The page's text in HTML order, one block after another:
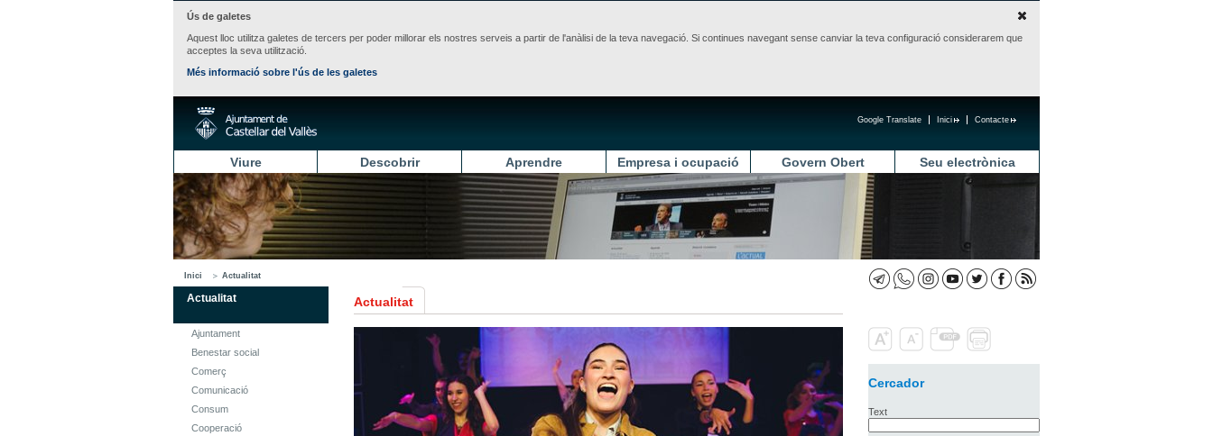
Ús de galetes
Aquest lloc utilitza galetes de tercers per poder millorar els nostres serveis a partir de l'anàlisi de la teva navegació. Si continues navegant sense canviar la teva configuració considerarem que
acceptes la seva utilització.
Més informació sobre l'ús de les galetes
Contacte
Inici
Google Translate
Viure Descobrir Aprendre Empresa i ocupació Govern Obert Seu electrònica
Inici Actualitat
Actualitat
Ajuntament
Benestar social
Comerç
Comunicació
Consum
Cooperació
Actualitat
Cercador
Text